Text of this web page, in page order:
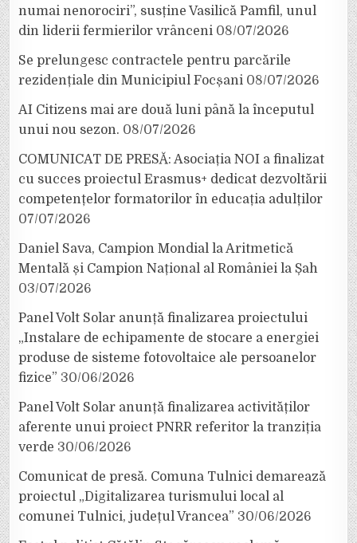
numai nenorociri”, susține Vasilică Pamfil, unul
din liderii fermierilor vrânceni 08/07/2026
Se prelungesc contractele pentru parcările
rezidențiale din Municipiul Focșani 08/07/2026
AI Citizens mai are două luni până la începutul
unui nou sezon. 08/07/2026
COMUNICAT DE PRESĂ: Asociația NOI a finalizat
cu succes proiectul Erasmus+ dedicat dezvoltării
competențelor formatorilor în educația adulților
07/07/2026
Daniel Sava, Campion Mondial la Aritmetică
Mentală și Campion Național al României la Șah
03/07/2026
Panel Volt Solar anunță finalizarea proiectului
„Instalare de echipamente de stocare a energiei
produse de sisteme fotovoltaice ale persoanelor
fizice” 30/06/2026
Panel Volt Solar anunță finalizarea activităților
aferente unui proiect PNRR referitor la tranziția
verde 30/06/2026
Comunicat de presă. Comuna Tulnici demarează
proiectul „Digitalizarea turismului local al
comunei Tulnici, județul Vrancea” 30/06/2026